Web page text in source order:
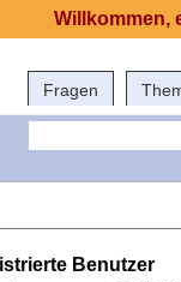
Fragen
Benutzer
Willkommen,